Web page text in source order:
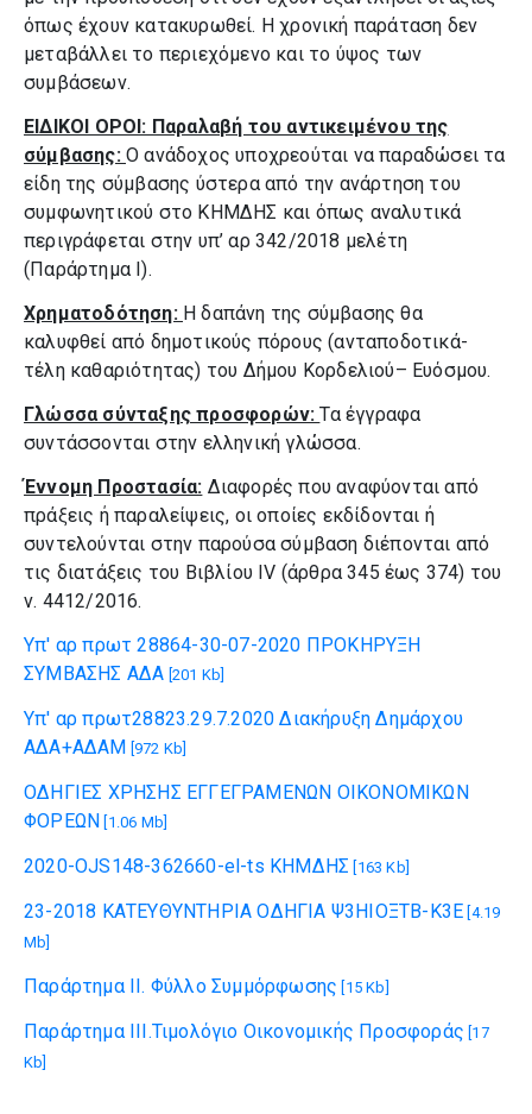
όπως έχουν κατακυρωθεί. Η χρονική παράταση δεν
μεταβάλλει το περιεχόμενο και το ύψος των
συμβάσεων.
ΕΙΔΙΚΟΙ ΟΡΟΙ: Παραλαβή του αντικειμένου της
σύμβασης: Ο ανάδοχος υποχρεούται να παραδώσει τα
είδη της σύμβασης ύστερα από την ανάρτηση του
συμφωνητικού στο ΚΗΜΔΗΣ και όπως αναλυτικά
περιγράφεται στην υπ’ αρ 342/2018 μελέτη
(Παράρτημα I).
Χρηματοδότηση: Η δαπάνη της σύμβασης θα
καλυφθεί από δημοτικούς πόρους (ανταποδοτικά-
τέλη καθαριότητας) του Δήμου Κορδελιού– Ευόσμου.
Γλώσσα σύνταξης προσφορών:Τα έγγραφα
συντάσσονται στην ελληνική γλώσσα.
Έννομη Προστασία: Διαφορές που αναφύονται από
πράξεις ή παραλείψεις, οι οποίες εκδίδονται ή
συντελούνται στην παρούσα σύμβαση διέπονται από
τις διατάξεις του Βιβλίου ΙV (άρθρα 345 έως 374) του
ν. 4412/2016.
Υπ' αρ πρωτ 28864-30-07-2020 ΠΡΟΚΗΡΥΞΗ
ΣΥΜΒΑΣΗΣ ΑΔΑ [201 Kb]
Υπ' αρ πρωτ28823.29.7.2020 Διακήρυξη Δημάρχου
ΑΔΑ+ΑΔΑΜ [972 Kb]
ΟΔΗΓΙΕΣ ΧΡΗΣΗΣ ΕΓΓΕΓΡΑΜΕΝΩΝ ΟΙΚΟΝΟΜΙΚΩΝ
ΦΟΡΕΩΝ [1.06 Mb]
2020-OJS148-362660-el-ts ΚΗΜΔΗΣ [163 Kb]
23-2018 ΚΑΤΕΥΘΥΝΤΗΡΙΑ ΟΔΗΓΙΑ Ψ3ΗΙΟΞΤΒ-Κ3Ε [4.19
Mb]
Παράρτημα ΙΙ. Φύλλο Συμμόρφωσης [15 Kb]
Παράρτημα III.Τιμολόγιο Οικονομικής Προσφοράς [17
Kb]